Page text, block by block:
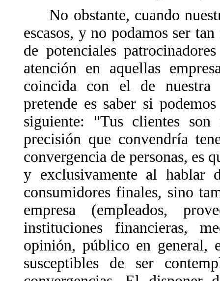
No obstante, cuando
escasos, y no podamos ser
de potenciales
atención en aquellas
coincida con el de nuestra
pretende es saber si
siguiente: "Tus clientes
precisión que convendría
convergencia de personas, es
y exclusivamente al hablar
consumidores finales, sino
empresa (empleados,
instituciones financieras,
opinión, público en general,
susceptibles de ser